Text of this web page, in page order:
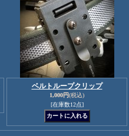
ベルトループクリップ
1,000円(税込)
[在庫数12点]